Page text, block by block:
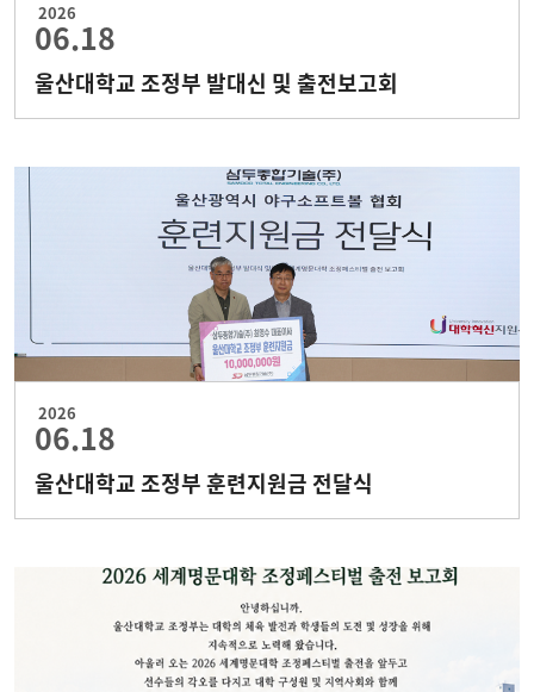
2026
06.18
울산대학교 조정부 발대신 및 출전보고회
2026
06.18
울산대학교 조정부 훈련지원금 전달식